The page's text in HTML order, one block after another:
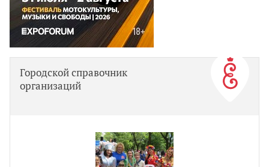
Городской справочник
организаций